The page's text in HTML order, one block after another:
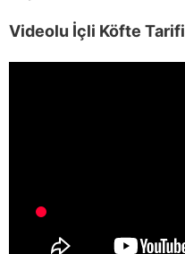
Videolu İçli Köfte Tarifi